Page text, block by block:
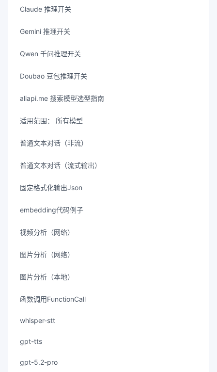
Claude 推理开关
Gemini 推理开关
Qwen 千问推理开关
Doubao 豆包推理开关
aliapi.me 搜索模型选型指南
适用范围： 所有模型
普通文本对话（非流）
普通文本对话（流式输出）
固定格式化输出Json
embedding代码例子
视频分析（网络）
图片分析（网络）
图片分析（本地）
函数调用FunctionCall
whisper-stt
gpt-tts
gpt-5.2-pro